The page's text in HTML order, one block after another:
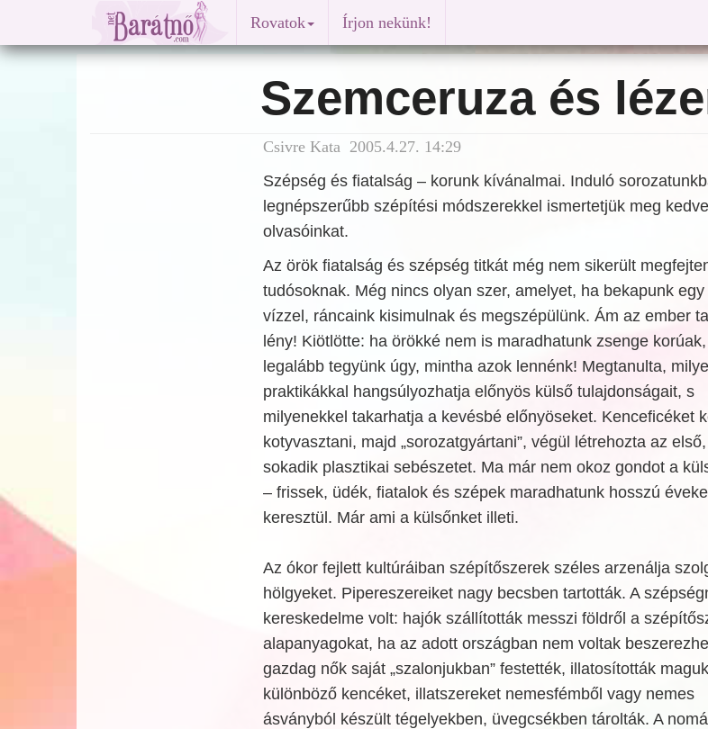
Rovatok Írjon nekünk!
Szemceruza és
Csivre Kata 2005.4.27. 14:29
Szépség és fiatalság – korunk kívánalmai. Induló
legnépszerűbb szépítési módszerekkel ismertetjük meg
olvasóinkat.
Az örök fiatalság és szépség titkát még nem sikerült
tudósoknak. Még nincs olyan szer, amelyet, ha bekapunk egy
vízzel, ráncaink kisimulnak és megszépülünk. Ám az ember
lény! Kiötlötte: ha örökké nem is maradhatunk zsenge korúak,
legalább tegyünk úgy, mintha azok lennénk! Megtanulta,
praktikákkal hangsúlyozhatja előnyös külső tulajdonságait, s
milyenekkel takarhatja a kevésbé előnyöseket. Kenceficéket
kotyvasztani, majd „sorozatgyártani”, végül létrehozta az
sokadik plasztikai sebészetet. Ma már nem okoz gondot a
– frissek, üdék, fiatalok és szépek maradhatunk hosszú
keresztül. Már ami a külsőnket illeti.
Az ókor fejlett kultúráiban szépítőszerek széles arzenálja
hölgyeket. Pipereszereiket nagy becsben tartották. A
kereskedelme volt: hajók szállították messzi földről a
alapanyagokat, ha az adott országban nem voltak
gazdag nők saját „szalonjukban” festették, illatosították
különböző kencéket, illatszereket nemesfémből vagy nemes
ásványból készült tégelyekben, üvegcsékben tárolták. A